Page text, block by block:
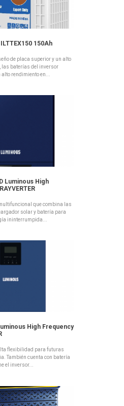
150Ah
de placa superior y un alto
las baterías del inversor
rendimiento en...
Luminous High
que combina las
solar y batería para
ininterrumpida...
High Frequency
flexibilidad para futuras
También cuenta con batería
el inversor...